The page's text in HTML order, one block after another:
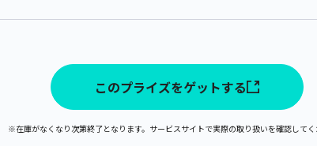
このプライズをゲットする
※在庫がなくなり次第終了となります。サービスサイトで実際の取り扱いを確認してく